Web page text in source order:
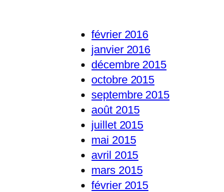
février 2016
janvier 2016
décembre 2015
octobre 2015
septembre 2015
août 2015
juillet 2015
mai 2015
avril 2015
mars 2015
février 2015